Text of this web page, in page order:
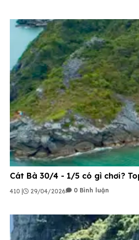
Cát Bà 30/4 - 1/5 có gì chơi?
410 | 29/04/2026 0 Bình luận